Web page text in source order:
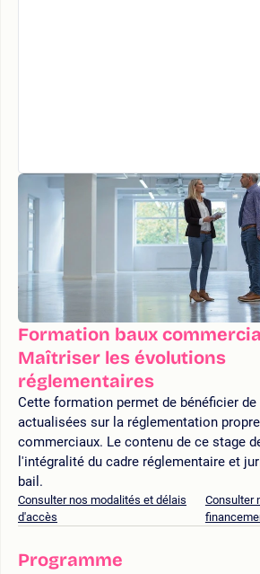
Formation baux
Maîtriser les évolutions
réglementaires
Cette formation permet de bénéficier
actualisées sur la réglementation
commerciaux. Le contenu de ce stage
l'intégralité du cadre réglementaire et
bail.
Consulter nos modalités et délais
d'accès
Consulter
Programme